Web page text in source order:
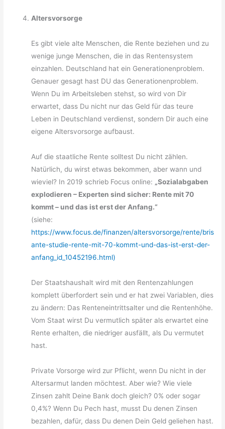
Altersvorsorge
Es gibt viele alte Menschen, die Rente beziehen und zu
wenige junge Menschen, die in das Rentensystem
einzahlen. Deutschland hat ein Generationenproblem.
Genauer gesagt hast DU das Generationenproblem.
Wenn Du im Arbeitsleben stehst, so wird von Dir
erwartet, dass Du nicht nur das Geld für das teure
Leben in Deutschland verdienst, sondern Dir auch eine
eigene Altersvorsorge aufbaust.
Auf die staatliche Rente solltest Du nicht zählen.
Natürlich, du wirst etwas bekommen, aber wann und
wieviel? In 2019 schrieb Focus online: „Sozialabgaben
explodieren – Experten sind sicher: Rente mit 70
kommt – und das ist erst der Anfang.“
(siehe:
https://www.focus.de/finanzen/altersvorsorge/rente/bris
ante-studie-rente-mit-70-kommt-und-das-ist-erst-der-
anfang_id_10452196.html)
Der Staatshaushalt wird mit den Rentenzahlungen
komplett überfordert sein und er hat zwei Variablen, dies
zu ändern: Das Renteneintrittsalter und die Rentenhöhe.
Vom Staat wirst Du vermutlich später als erwartet eine
Rente erhalten, die niedriger ausfällt, als Du vermutet
hast.
Private Vorsorge wird zur Pflicht, wenn Du nicht in der
Altersarmut landen möchtest. Aber wie? Wie viele
Zinsen zahlt Deine Bank doch gleich? 0% oder sogar
0,4%? Wenn Du Pech hast, musst Du denen Zinsen
bezahlen, dafür, dass Du denen Dein Geld geliehen hast.